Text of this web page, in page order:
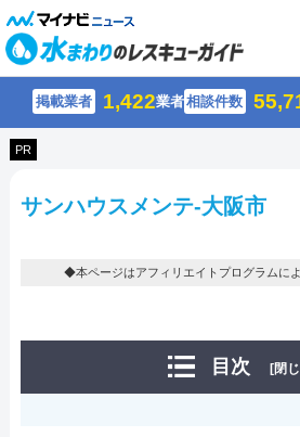
掲載業者 1,422業者相談件数
PR
サンハウスメンテ-大阪市
◆本ページはアフィリエイトプログラムに
目次 [閉